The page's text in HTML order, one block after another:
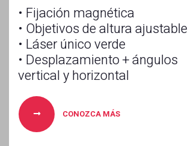
• Fijación magnética
• Objetivos de altura ajustable
• Láser único verde
• Desplazamiento + ángulos
vertical y horizontal
CONOZCA MÁS